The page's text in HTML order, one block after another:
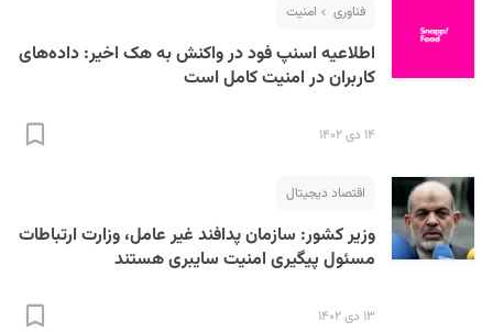
فناوری امنیت
اطلاعیه اسنپ فود در واکنش به هک اخیر: داده‌های
کاربران در امنیت کامل است
۱۴ دی ۱۴۰۲
اقتصاد دیجیتال
وزیر کشور: سازمان پدافند غیر عامل، وزارت ارتباطات
مسئول پیگیری امنیت سایبری هستند
۱۳ دی ۱۴۰۲